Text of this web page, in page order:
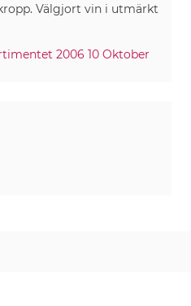
Välgjort vin i utmärkt
2006 10 Oktober